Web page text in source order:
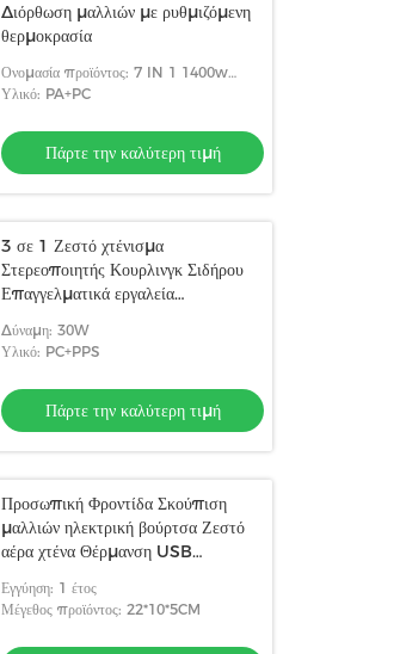
Διόρθωση μαλλιών με ρυθμιζόμενη
θερμοκρασία
Ονομασία προϊόντος: 7 IN 1 1400w
στεγνωτήρας μαλλιών
Υλικό: PA+PC
Πάρτε την καλύτερη τιμή
3 σε 1 Ζεστό χτένισμα
Στερεοποιητής Κουρλινγκ Σιδήρου
Επαγγελματικά εργαλεία
ρύθμιση Στυλ
Δύναμη: 30W
Υλικό: PC+PPS
Πάρτε την καλύτερη τιμή
Προσωπική Φροντίδα Σκούπιση
μαλλιών ηλεκτρική βούρτσα Ζεστό
αέρα χτένα Θέρμανση USB
ευθυγραμμιστή μαλλιών βούρτσα
Εγγύηση: 1 έτος
Μέγεθος προϊόντος: 22*10*5CM